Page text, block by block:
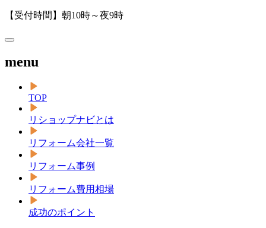
【受付時間】朝10時～夜9時
menu
TOP
リショップナビとは
リフォーム会社一覧
リフォーム事例
リフォーム費用相場
成功のポイント